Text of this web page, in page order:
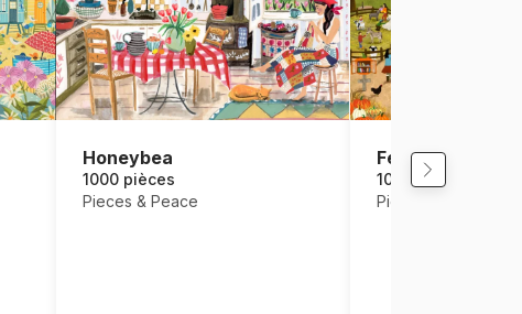
Honeybea
1000 pièces
Pieces & Peace
Festival
1000 pièces
Pieces & Peace